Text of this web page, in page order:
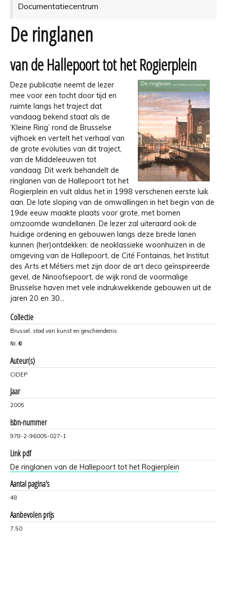
Documentatiecentrum
De ringlanen
van de Hallepoort tot het Rogierplein
Deze publicatie neemt de lezer
mee voor een tocht door tijd en
ruimte langs het traject dat
vandaag bekend staat als de
‘Kleine Ring’ rond de Brusselse
vijfhoek en vertelt het verhaal van
de grote evoluties van dit traject,
van de Middeleeuwen tot
vandaag. Dit werk behandelt de
ringlanen van de Hallepoort tot het
Rogierplein en vult aldus het in 1998 verschenen eerste luik
aan. De late sloping van de omwallingen in het begin van de
19de eeuw maakte plaats voor grote, met bomen
omzoomde wandellanen. De lezer zal uiteraard ook de
huidige ordening en gebouwen langs deze brede lanen
kunnen (her)ontdekken: de neoklassieke woonhuizen in de
omgeving van de Hallepoort, de Cité Fontainas, het Institut
des Arts et Métiers met zijn door de art deco geïnspireerde
gevel, de Ninoofsepoort, de wijk rond de voormalige
Brusselse haven met vele indrukwekkende gebouwen uit de
jaren 20 en 30…
Collectie
Brussel, stad van kunst en geschiendenis
Nr. 40
Auteur(s)
CIDEP
Jaar
2005
Isbn-nummer
978-2-96005-027-1
Link pdf
De ringlanen van de Hallepoort tot het Rogierplein
Aantal pagina's
48
Aanbevolen prijs
7,50